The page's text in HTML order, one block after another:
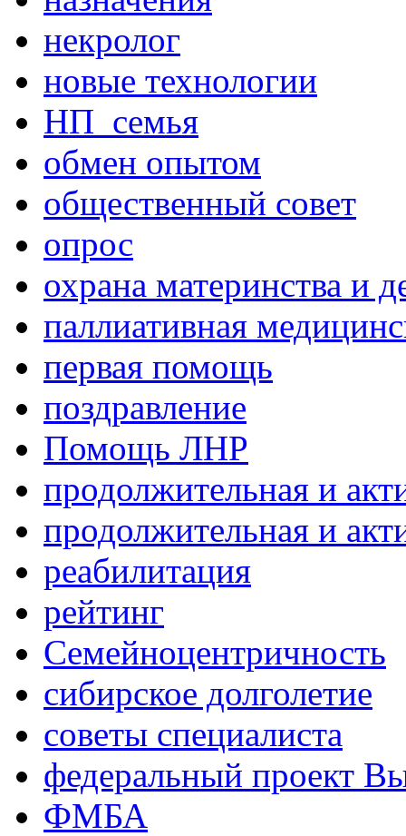
некролог
новые технологии
НП_семья
обмен опытом
общественный совет
опрос
охрана материнства и
паллиативная
первая помощь
поздравление
Помощь ЛНР
продолжительная и
продолжительная и
реабилитация
рейтинг
Семейноцентричность
сибирское долголетие
советы специалиста
федеральный проект
ФМБА